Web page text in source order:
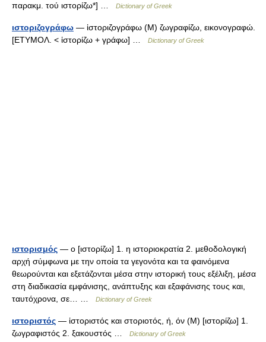
παρακμ. τού ιστορίζω*] …
Dictionary of Greek
ιστοριζογράφω — ἱστοριζογράφω (Μ) ζωγραφίζω, εικονογραφώ.
[ΕΤΥΜΟΛ. < ἱστορίζω + γράφω] …
Dictionary of Greek
ιστορισμός — ο [ιστορίζω] 1. η ιστοριοκρατία 2. μεθοδολογική
αρχή σύμφωνα με την οποία τα γεγονότα και τα φαινόμενα
θεωρούνται και εξετάζονται μέσα στην ιστορική τους εξέλιξη, μέσα
στη διαδικασία εμφάνισης, ανάπτυξης και εξαφάνισης τους και,
ταυτόχρονα, σε… …
Dictionary of Greek
ιστοριστός — ἱστοριστός και στοριοτός, ή, όν (Μ) [ιστορίζω] 1.
ζωγραφιστός 2. ξακουστός …
Dictionary of Greek